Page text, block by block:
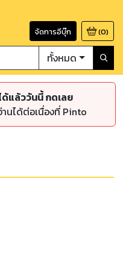
จัดการอีบุ๊ก (0)
ทั้งหมด
ด้แล้ววันนี้ กดเลย
นได้ต่อเนื่องที่ Pinto